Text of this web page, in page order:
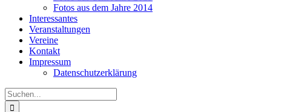
Fotos aus dem Jahre 2014
Interessantes
Veranstaltungen
Vereine
Kontakt
Impressum
Datenschutzerklärung
Suche
nach: